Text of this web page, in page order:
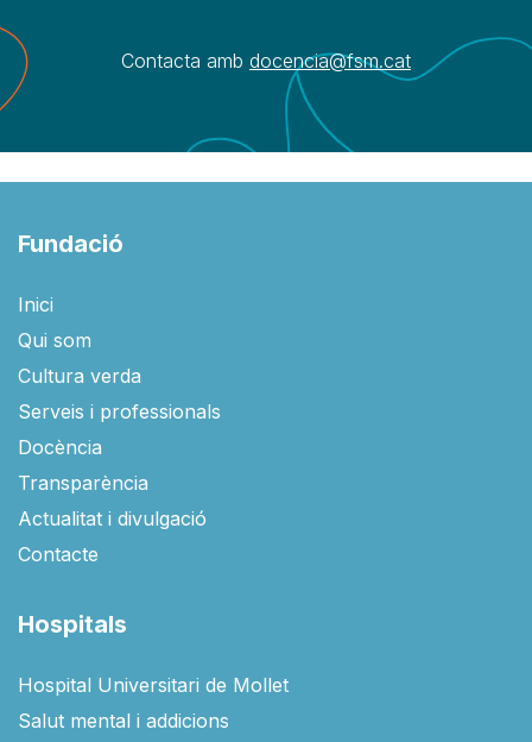
Contacta amb docencia@fsm.cat​
Fundació
Inici
Qui som
Cultura verda
Serveis i professionals
Docència
Transparència
Actualitat i divulgació
Contacte
Hospitals
Hospital Universitari de Mollet
Salut mental i addicions